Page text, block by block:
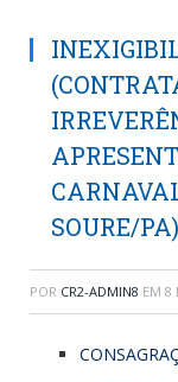
SOURE/PA)
POR CR2-ADMIN8 EM 8